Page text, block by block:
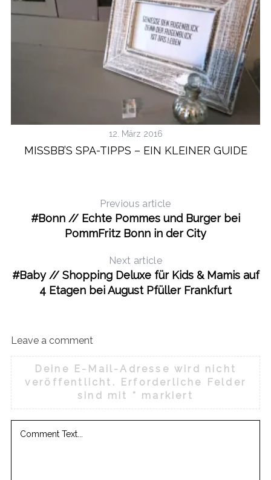
12. März 2016
MISSBB’S SPA-TIPPS – EIN KLEINER GUIDE
Previous article
#Bonn // Echte Pommes und Burger bei
PommFritz Bonn in der City
Next article
#Baby // Shopping Deluxe für Kids & Mamis auf
4 Etagen bei August Pfüller Frankfurt
Leave a comment
Deine E-Mail-Adresse wird nicht
veröffentlicht.
Erforderliche Felder
sind mit * markiert